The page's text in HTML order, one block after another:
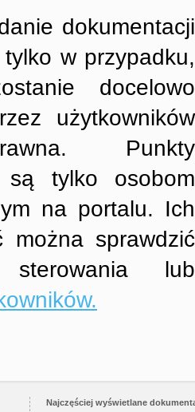
dokumentacji
w przypadku,
docelowo
użytkowników
Punkty
są tylko osobom
na portalu. Ich
można sprawdzić
lub
Najczęściej wyświetlane